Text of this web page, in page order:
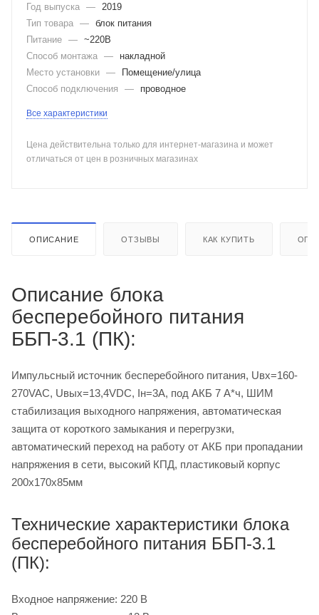
Год выпуска —
2019
Тип товара — блок питания
Питание — ~220В
Способ монтажа —
накладной
Место установки —
Помещение/улица
Способ подключения
— проводное
Все характеристики
Цена действительна только для интернет-магазина и может
отличаться от цен в розничных магазинах
ОПИСАНИЕ ОТЗЫВЫ КАК КУПИТЬ
Описание блока
бесперебойного питания
ББП-3.1 (ПК):
Импульсный источник бесперебойного питания, Uвх=160-
270VAC, Uвых=13,4VDC, Iн=3А, под АКБ 7 А*ч, ШИМ
стабилизация выходного напряжения, автоматическая
защита от короткого замыкания и перегрузки,
автоматический переход на работу от АКБ при пропадании
напряжения в сети, высокий КПД, пластиковый корпус
200x170x85мм
Технические характеристики блока
бесперебойного питания ББП-3.1
(ПК):
Входное напряжение: 220 В